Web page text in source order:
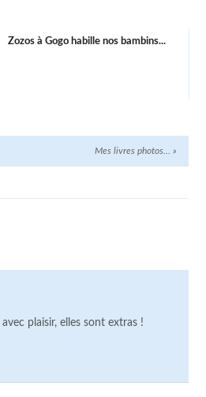
Zozos à Gogo habille nos bambins...
Mes livres photos… »
plaisir, elles sont extras !